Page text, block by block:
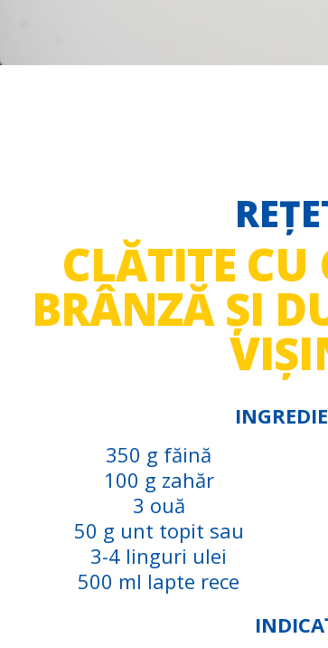
CLĂTITE CU
BRÂNZĂ ȘI
350 g făină
100 g zahăr
3 ouă
50 g unt topit sau
3-4 linguri ulei
500 ml lapte rece